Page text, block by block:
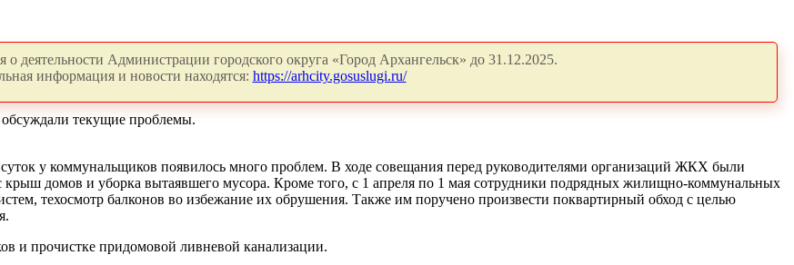
о деятельности Администрации городского округа «Город Архангельск» до 31.12.2025.
информация и новости находятся: https://arhcity.gosuslugi.ru/
текущие проблемы.
у коммунальщиков появилось много проблем. В ходе совещания перед руководителями организаций ЖКХ были
крыш домов и уборка вытаявшего мусора. Кроме того, с 1 апреля по 1 мая сотрудники подрядных жилищно-коммунальных
техосмотр балконов во избежание их обрушения. Также им поручено произвести поквартирный обход с целью
и прочистке придомовой ливневой канализации.